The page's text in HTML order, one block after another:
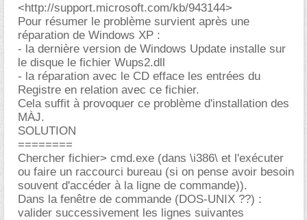
<http://support.microsoft.com/kb/943144>
Pour résumer le problème survient après une
réparation de Windows XP :
- la dernière version de Windows Update installe sur
le disque le fichier Wups2.dll
- la réparation avec le CD efface les entrées du
Registre en relation avec ce fichier.
Cela suffit à provoquer ce problème d'installation des
MÀJ.
SOLUTION
========
Chercher fichier> cmd.exe (dans \i386\ et l'exécuter
ou faire un raccourci bureau (si on pense avoir besoin
souvent d'accéder à la ligne de commande)).
Dans la fenêtre de commande (DOS-UNIX ??) :
valider successivement les lignes suivantes